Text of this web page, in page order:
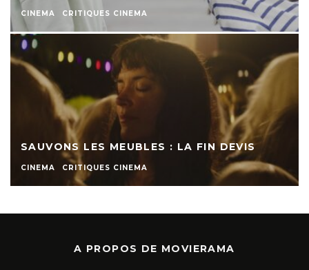
CINEMA CRITIQUES CINEMA
SAUVONS LES MEUBLES : LA FIN DEVIS
CINEMA CRITIQUES CINEMA
A PROPOS DE MOVIERAMA